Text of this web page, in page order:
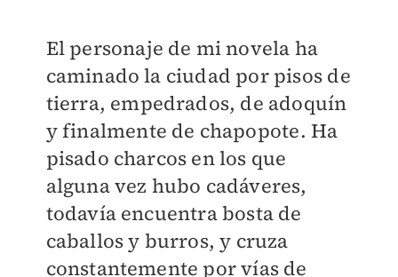
El personaje de mi novela ha
caminado la ciudad por pisos de
tierra, empedrados, de adoquín
y finalmente de chapopote. Ha
pisado charcos en los que
alguna vez hubo cadáveres,
todavía encuentra bosta de
caballos y burros, y cruza
constantemente por vías de